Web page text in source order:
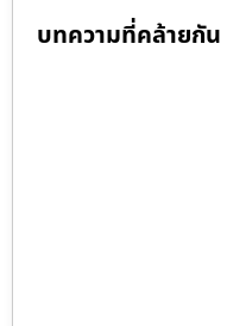
บทความที่คล้ายกัน